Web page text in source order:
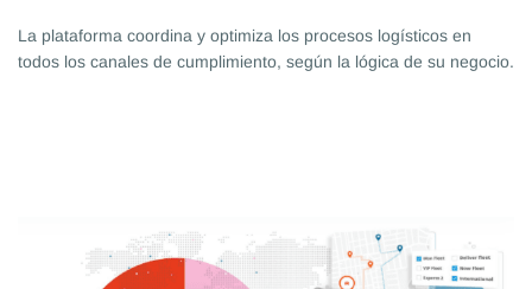
La plataforma coordina y optimiza los procesos logísticos en
todos los canales de cumplimiento, según la lógica de su negocio.